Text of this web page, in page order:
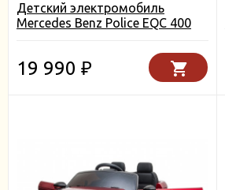
Детский электромобиль
Mercedes Benz Police EQC 400
19 990 ₽